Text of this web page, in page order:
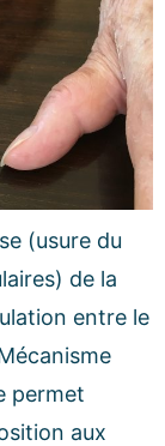
(usure du
de la
entre le
permet
aux